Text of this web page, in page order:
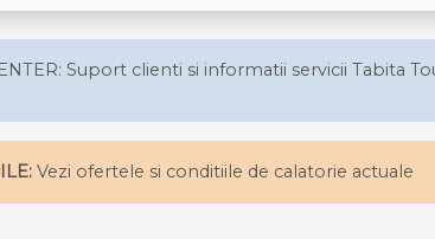
Suport clienti si informatii servicii Tabita
Vezi ofertele si conditiile de calatorie actuale